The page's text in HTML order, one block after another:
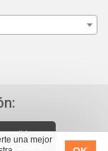
una mejor